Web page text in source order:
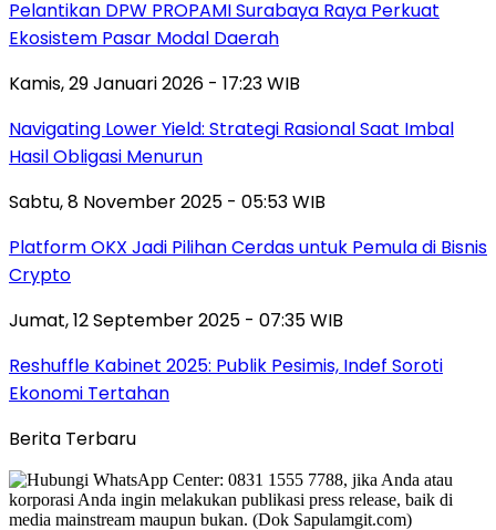
Pelantikan DPW PROPAMI Surabaya Raya Perkuat
Ekosistem Pasar Modal Daerah
Kamis, 29 Januari 2026 - 17:23 WIB
Navigating Lower Yield: Strategi Rasional Saat Imbal
Hasil Obligasi Menurun
Sabtu, 8 November 2025 - 05:53 WIB
Platform OKX Jadi Pilihan Cerdas untuk Pemula di Bisnis
Crypto
Jumat, 12 September 2025 - 07:35 WIB
Reshuffle Kabinet 2025: Publik Pesimis, Indef Soroti
Ekonomi Tertahan
Berita Terbaru